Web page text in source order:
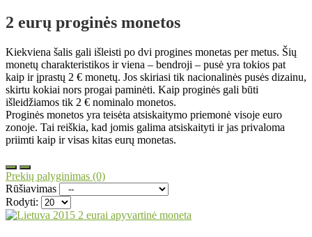
2 eurų proginės monetos
Kiekviena šalis gali išleisti po dvi progines monetas per metus. Šių
monetų charakteristikos ir viena – bendroji – pusė yra tokios pat
kaip ir įprastų 2 € monetų. Jos skiriasi tik nacionalinės pusės dizainu,
skirtu kokiai nors progai paminėti. Kaip proginės gali būti
išleidžiamos tik 2 € nominalo monetos.
Proginės monetos yra teisėta atsiskaitymo priemonė visoje euro
zonoje. Tai reiškia, kad jomis galima atsiskaityti ir jas privaloma
priimti kaip ir visas kitas eurų monetas.
Prekių palyginimas (0)
Rūšiavimas
Rodyti: